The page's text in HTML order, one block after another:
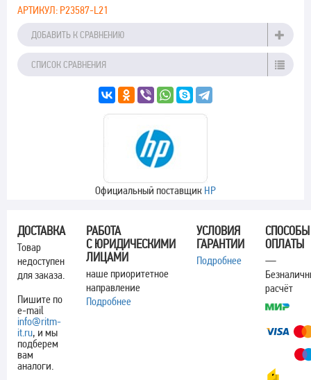
АРТИКУЛ: P23587-L21
ДОБАВИТЬ К СРАВНЕНИЮ
СПИСОК СРАВНЕНИЯ
Официальный поставщик HP
ДОСТАВКА
Товар
недоступен
для заказа.
Пишите по
e-mail
info@ritm-
it.ru, и мы
подберем
вам
аналоги.
РАБОТА
С ЮРИДИЧЕСКИМИ
ЛИЦАМИ
наше приоритетное
направление
Подробнее
УСЛОВИЯ
ГАРАНТИИ
Подробнее
СПОСОБЫ
ОПЛАТЫ
—
расчёт